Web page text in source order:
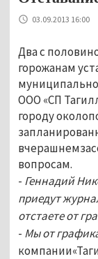
03.09.2013 16:00
Два с
горожанам
ООО «СП
городу
вопросам.
- Геннадий
приедут
отстаете от
- Мы от